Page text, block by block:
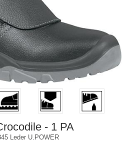
- 1 PA
Leder U.POWER